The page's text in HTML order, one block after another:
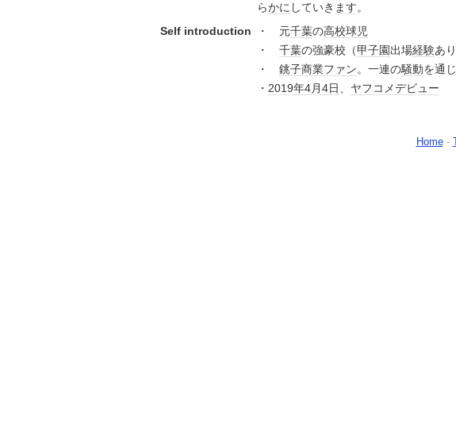
らかに していき ます。
Self introduction
・ 元千葉の高校球児
・ 千葉の強豪校（甲子園出場経験あ
・ 銚子商業ファン。一連の騒動を通じ
・ 2019年4月4日、 ヤフコメデビュー
Home-